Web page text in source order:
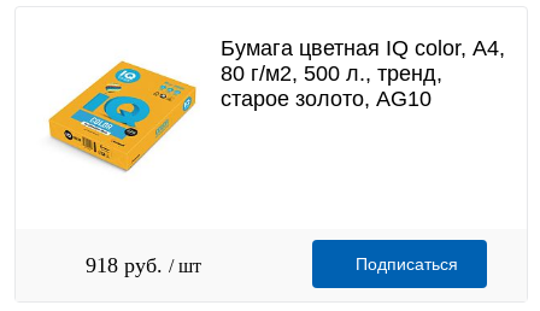
Бумага цветная IQ color, А4,
80 г/м2, 500 л., тренд,
старое золото, AG10
918 руб. / шт Подписаться